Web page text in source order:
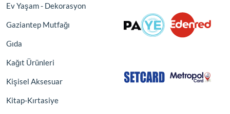
Ev Yaşam - Dekorasyon
Gaziantep Mutfağı
Gıda
Kağıt Ürünleri
Kişisel Aksesuar
Kitap-Kırtasiye